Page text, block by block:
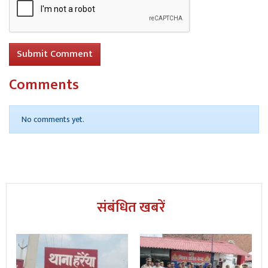
Submit Comment
Comments
No comments yet.
संबंधित खबरें